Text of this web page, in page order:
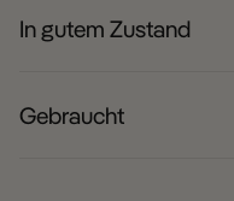
In gutem Zustand
Gebraucht